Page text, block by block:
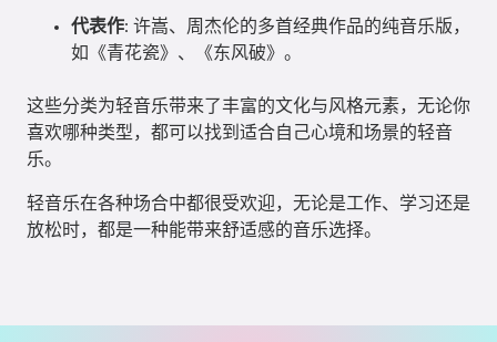
代表作: 许嵩、周杰伦的多首经典作品的纯音乐版，
如《青花瓷》、《东风破》。
这些分类为轻音乐带来了丰富的文化与风格元素，无论你
喜欢哪种类型，都可以找到适合自己心境和场景的轻音
乐。
轻音乐在各种场合中都很受欢迎，无论是工作、学习还是
放松时，都是一种能带来舒适感的音乐选择。